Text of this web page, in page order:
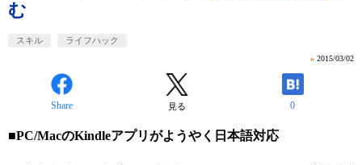
む
スキル ライフハック
» 2015/03/02
Share 見る 0
■PC/MacのKindleアプリがようやく日本語対応